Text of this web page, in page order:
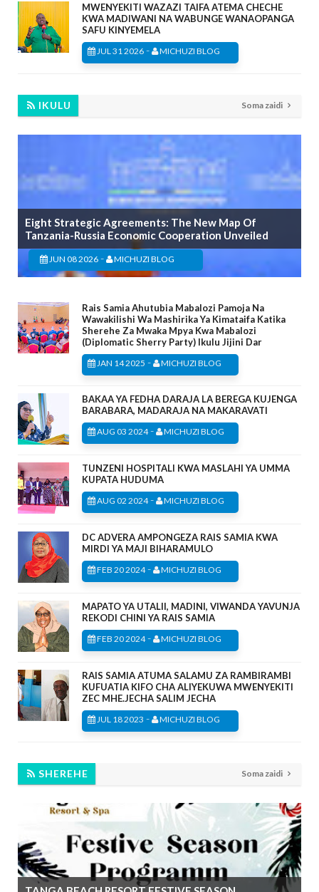
MWENYEKITI WAZAZI TAIFA ATEMA CHECHE
KWA MADIWANI NA WABUNGE WANAOPANGA
SAFU KINYEMELA
JUL 31 2026 - MICHUZI BLOG
IKULU Soma zaidi
Eight Strategic Agreements: The New Map Of
Tanzania-Russia Economic Cooperation Unveiled
JUN 08 2026 - MICHUZI BLOG
Rais Samia Ahutubia Mabalozi Pamoja Na
Wawakilishi Wa Mashirika Ya Kimataifa Katika
Sherehe Za Mwaka Mpya Kwa Mabalozi
(Diplomatic Sherry Party) Ikulu Jijini Dar
JAN 14 2025 - MICHUZI BLOG
BAKAA YA FEDHA DARAJA LA BEREGA KUJENGA
BARABARA, MADARAJA NA MAKARAVATI
AUG 03 2024- MICHUZI BLOG
TUNZENI HOSPITALI KWA MASLAHI YA UMMA
KUPATA HUDUMA
AUG 02 2024- MICHUZI BLOG
DC ADVERA AMPONGEZA RAIS SAMIA KWA
MIRDI YA MAJI BIHARAMULO
FEB 20 2024- MICHUZI BLOG
MAPATO YA UTALII, MADINI, VIWANDA YAVUNJA
REKODI CHINI YA RAIS SAMIA
FEB 20 2024- MICHUZI BLOG
RAIS SAMIA ATUMA SALAMU ZA RAMBIRAMBI
KUFUATIA KIFO CHA ALIYEKUWA MWENYEKITI
ZEC MHE.JECHA SALIM JECHA
JUL 18 2023 - MICHUZI BLOG
SHEREHE Soma zaidi